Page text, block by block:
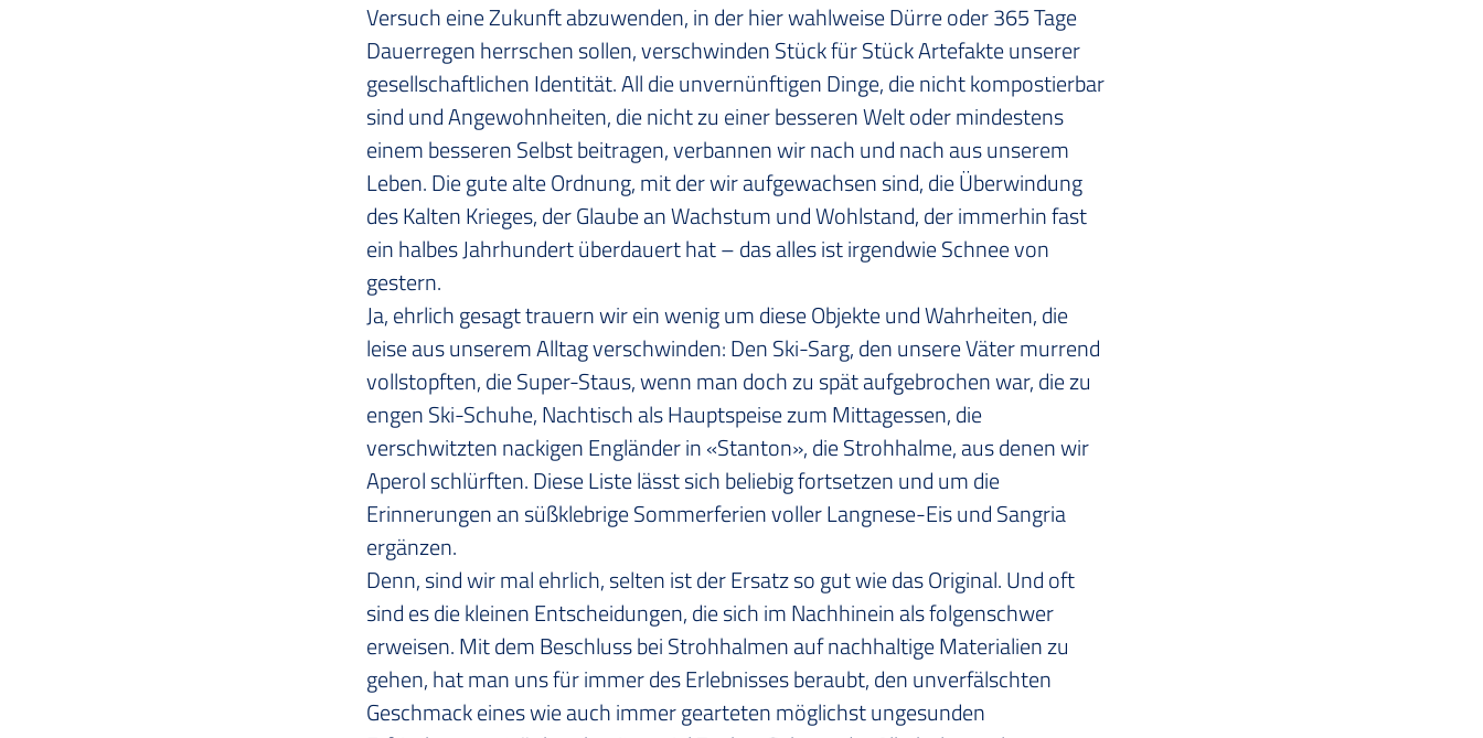
Versuch eine Zukunft abzuwenden, in der hier wahlweise Dürre oder 365 Tage
Dauerregen herrschen sollen, verschwinden Stück für Stück Artefakte unserer
gesellschaftlichen Identität. All die unvernünftigen Dinge, die nicht kompostierbar
sind und Angewohnheiten, die nicht zu einer besseren Welt oder mindestens
einem besseren Selbst beitragen, verbannen wir nach und nach aus unserem
Leben. Die gute alte Ordnung, mit der wir aufgewachsen sind, die Überwindung
des Kalten Krieges, der Glaube an Wachstum und Wohlstand, der immerhin fast
ein halbes Jahrhundert überdauert hat – das alles ist irgendwie Schnee von
gestern.
Ja, ehrlich gesagt trauern wir ein wenig um diese Objekte und Wahrheiten, die
leise aus unserem Alltag verschwinden: Den Ski-Sarg, den unsere Väter murrend
vollstopften, die Super-Staus, wenn man doch zu spät aufgebrochen war, die zu
engen Ski-Schuhe, Nachtisch als Hauptspeise zum Mittagessen, die
verschwitzten nackigen Engländer in «Stanton», die Strohhalme, aus denen wir
Aperol schlürften. Diese Liste lässt sich beliebig fortsetzen und um die
Erinnerungen an süßklebrige Sommerferien voller Langnese-Eis und Sangria
ergänzen.
Denn, sind wir mal ehrlich, selten ist der Ersatz so gut wie das Original. Und oft
sind es die kleinen Entscheidungen, die sich im Nachhinein als folgenschwer
erweisen. Mit dem Beschluss bei Strohhalmen auf nachhaltige Materialien zu
gehen, hat man uns für immer des Erlebnisses beraubt, den unverfälschten
Geschmack eines wie auch immer gearteten möglichst ungesunden